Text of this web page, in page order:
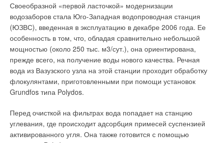
Своеобразной «первой ласточкой» модернизации
водозаборов стала Юго-Западная водопроводная станция
(ЮЗВС), введенная в эксплуатацию в декабре 2006 года. Ее
особенность в том, что, обладая сравнительно небольшой
мощностью (около 250 тыс. м3/сут.), она ориентирована,
прежде всего, на получение воды нового качества. Речная
вода из Вазузского узла на этой станции проходит обработку
флокулянтами, приготовленными при помощи установок
Grundfos типа Polydos.
Перед очисткой на фильтрах вода попадает на станцию
углевания, где происходит адсорбция примесей суспензией
активированного угля. Она также готовится с помощью
измерительными
приборами.
Такой подход нашел
свое применение и на
территории России.
Электронные счетчики-
распределители
теплопотребления
INDIV-3, изготовленных
фирмой Danfoss Comfort
Controls (Дания) прошли
нижней подаче
распределение
температуры по
поверхности более
равномерно, по сравнению
с верхней подачей.
Значения радиаторных
коэффициентов зависят от
Из всего вышесказанного
следует, что точное